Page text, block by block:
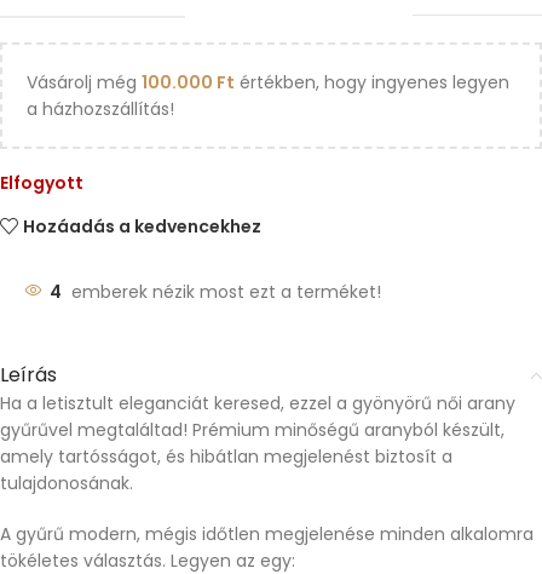
Vásárolj még 100.000 Ft értékben, hogy ingyenes legyen
a házhozszállítás!
Elfogyott
Hozáadás a kedvencekhez
4 emberek nézik most ezt a terméket!
Leírás
Ha a letisztult eleganciát keresed, ezzel a gyönyörű női arany
gyűrűvel megtaláltad! Prémium minőségű aranyból készült,
amely tartósságot, és hibátlan megjelenést biztosít a
tulajdonosának.
A gyűrű modern, mégis időtlen megjelenése minden alkalomra
tökéletes választás. Legyen az egy: